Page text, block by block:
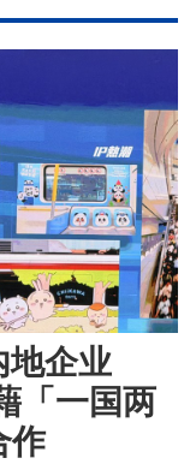
地企业
「一国两
作